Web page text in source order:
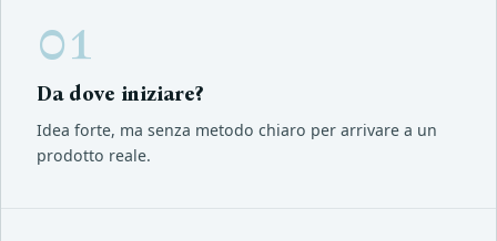
01
Da dove iniziare?
Idea forte, ma senza metodo chiaro per arrivare a un
prodotto reale.